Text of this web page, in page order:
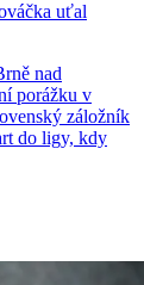
uťal
nad
porážku v
záložník
do ligy, kdy